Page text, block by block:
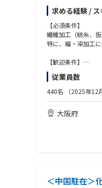
■安全規格・ノイズ
・適合規格: UL（
・EMC対策: ノイ
■トラブルシューテ
・業務上取り扱い
■出張
主に国内 3回前後/
■アイテム
Ｔシャツ、インナ
求める経験 / ス
【必須条件】
繊維加工（紡糸、
特に、編・染加工
【歓迎条件】
繊維製品品質管理士
【求める人物像】
論理的思考力があ
従業員数
440名 （2025年12
大阪府
＜中国駐在＞